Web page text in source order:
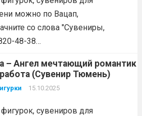
можно по Вацап,
со слова "Сувениры,
48-38…
– Ангел мечтающий романтик
(Сувенир Тюмень)
15.10.2025
сувениров для